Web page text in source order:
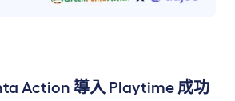
Action 導入 Playtime 成功